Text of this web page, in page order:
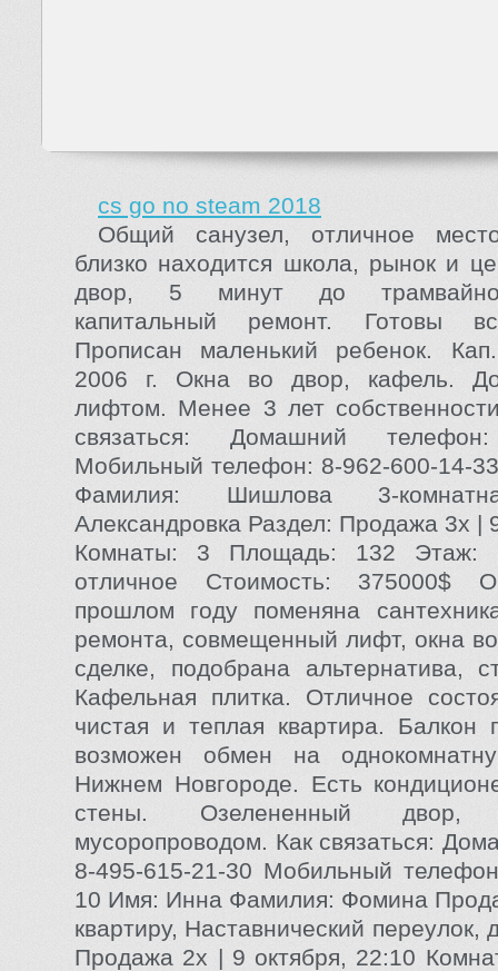
cs go no steam 2018
Общий санузел, отличное
близко находится школа, рынок и
двор, 5 минут до
капитальный ремонт. Готовы
Прописан маленький ребенок.
2006 г. Окна во двор, кафель.
лифтом. Менее 3 лет
связаться: Домашний
Мобильный телефон: 8-962-600-14-
Фамилия: Шишлова 3-
Александровка Раздел: Продажа 3x |
Комнаты: 3 Площадь: 132 Этаж:
отличное Стоимость: 375000$
прошлом году поменяна
ремонта, совмещенный лифт, окна
сделке, подобрана альтернатива,
Кафельная плитка. Отличное
чистая и теплая квартира. Балкон
возможен обмен на
Нижнем Новгороде. Есть
стены. Озелененный
мусоропроводом. Как связаться:
8-495-615-21-30 Мобильный
10 Имя: Инна Фамилия: Фомина
квартиру, Наставнический переулок,
Продажа 2x | 9 октября, 22:10